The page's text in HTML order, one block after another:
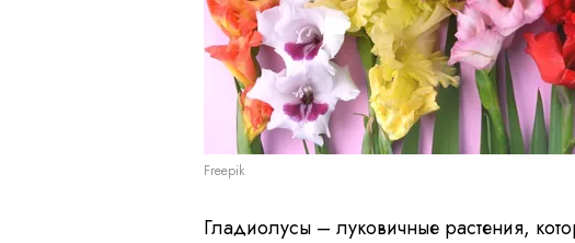
Freepik
Гладиолусы – луковичные растения,